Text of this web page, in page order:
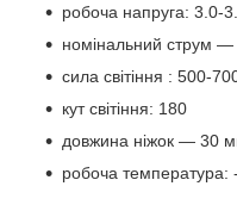
робоча напруга: 3.0-
номінальний струм
сила світіння : 500-
кут світіння: 180
довжина ніжок ― 30
робоча температура: